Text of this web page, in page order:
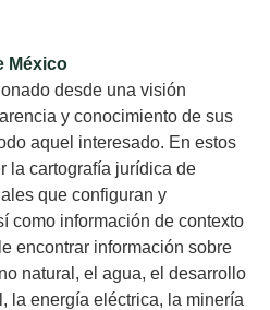
México
desde una visión
y conocimiento de sus
aquel interesado. En estos
la cartografía jurídica de
que configuran y
como información de contexto
encontrar información sobre
natural, el agua, el desarrollo
la energía eléctrica, la minería